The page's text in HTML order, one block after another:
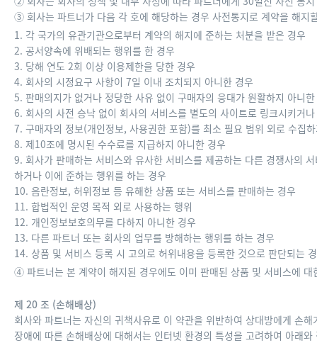
③ 회사는 파트너가 다음 각 호에 해당하는 경우 사전통지로 계약을 해지
1. 각 국가의 유관기관으로부터 계약의 해지에 준하는 처분을 받은 경우
2. 공서양속에 위배되는 행위를 한 경우
3. 당해 연도 2회 이상 이용제한을 당한 경우
4. 회사의 시정요구 사항이 7일 이내 조치되지 아니한 경우
5. 판매의지가 없거나 정당한 사유 없이 구매자의 응대가 원활하지 아니
6. 회사의 사전 승낙 없이 회사의 서비스를 별도의 사이트로 링크시키거
7. 구매자의 정보(개인정보, 사용권한 포함)를 최소 필요 범위 외로 수집
8. 제10조에 명시된 수수료를 지급하지 아니한 경우
9. 회사가 판매하는 서비스와 유사한 서비스를 제공하는 다른 경쟁사의
하거나 이에 준하는 행위를 하는 경우
10. 음란정보, 허위정보 등 유해한 상품 또는 서비스를 판매하는 경우
11. 합법적인 운영 목적 외로 사용하는 행위
12. 개인정보보호의무를 다하지 아니한 경우
13. 다른 파트너 또는 회사의 업무를 방해하는 행위를 하는 경우
14. 상품 및 서비스 등록 시 고의로 허위내용을 등록한 것으로 판단되는
④ 파트너는 본 계약이 해지된 경우에도 이미 판매된 상품 및 서비스에 대
제 20 조 (손해배상)
회사와 파트너는 자신의 귀책사유로 이 약관을 위반하여 상대방에게 손
장애에 따른 손해배상에 대해서는 인터넷 환경의 특성을 고려하여 아래